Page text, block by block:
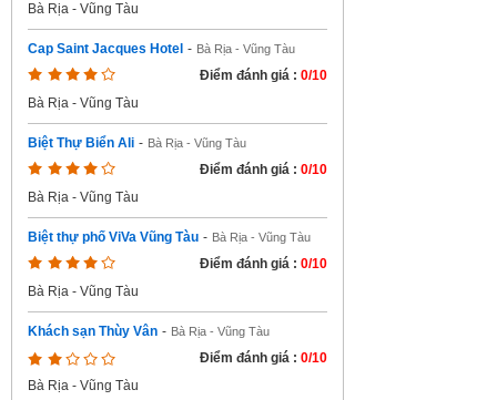
Bà Rịa - Vũng Tàu
Cap Saint Jacques Hotel - Bà Rịa - Vũng Tàu
Điểm đánh giá : 0/10
Bà Rịa - Vũng Tàu
Biệt Thự Biển Ali - Bà Rịa - Vũng Tàu
Điểm đánh giá : 0/10
Bà Rịa - Vũng Tàu
Biệt thự phố ViVa Vũng Tàu - Bà Rịa - Vũng Tàu
Điểm đánh giá : 0/10
Bà Rịa - Vũng Tàu
Khách sạn Thùy Vân - Bà Rịa - Vũng Tàu
Điểm đánh giá : 0/10
Bà Rịa - Vũng Tàu